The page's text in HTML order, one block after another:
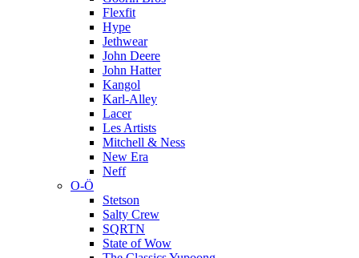
Flexfit
Hype
Jethwear
John Deere
John Hatter
Kangol
Karl-Alley
Lacer
Les Artists
Mitchell & Ness
New Era
Neff
O-Ö
Stetson
Salty Crew
SQRTN
State of Wow